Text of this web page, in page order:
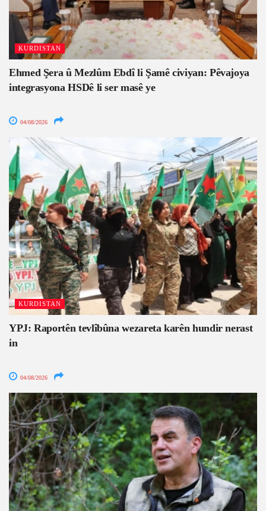
KURDISTAN
Ehmed Şera û Mezlûm Ebdî li Şamê civiyan: Pêvajoya
integrasyona HSDê li ser masê ye
04/08/2026
KURDISTAN
YPJ: Raportên tevlîbûna wezareta karên hundir nerast
in
04/08/2026